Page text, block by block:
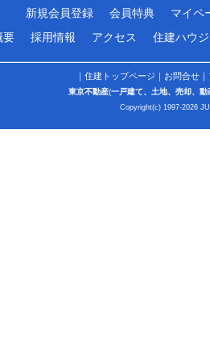
新規会員登録 会員特典
マイペ
要 採用情報 アクセス 住建ハウ
｜ 住建トップページ ｜ お問合せ ｜
東京不動産(一戸建て、土地、売却、動
Copyright(c) 1997-2026